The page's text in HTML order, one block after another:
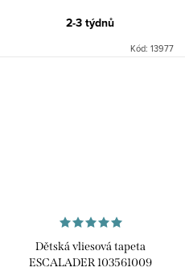
2-3 týdnů
Kód: 13977
Dětská vliesová tapeta
ESCALADER 103561009